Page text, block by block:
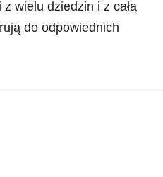
wielu dziedzin i z całą
do odpowiednich